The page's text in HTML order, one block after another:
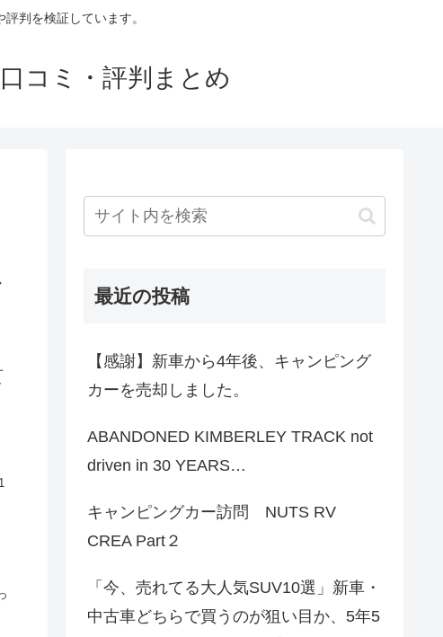
判を検証しています。
コミ・評判まとめ
最近の投稿
【感謝】新車から4年後、キャンピング
カーを売却しました。
ABANDONED KIMBERLEY TRACK not
driven in 30 YEARS…
キャンピングカー訪問 NUTS RV
CREA Part２
「今、売れてる大人気SUV10選」新車・
中古車どちらで買うのが狙い目か、5年5